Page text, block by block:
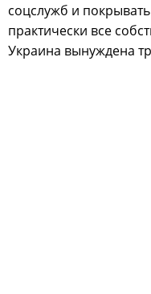
соцслужб и
практически все
Украина вынуждена